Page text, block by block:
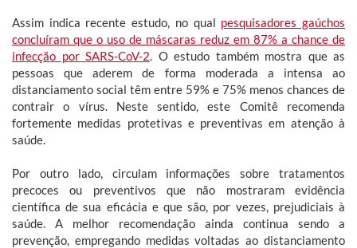
Assim indica recente estudo, no qual pesquisadores gaúchos
concluíram que o uso de máscaras reduz em 87% a chance de
infecção por SARS-CoV-2. O estudo também mostra que as
pessoas que aderem de forma moderada a intensa ao
distanciamento social têm entre 59% e 75% menos chances de
contrair o vírus. Neste sentido, este Comitê recomenda
fortemente medidas protetivas e preventivas em atenção à
saúde.
Por outro lado, circulam informações sobre tratamentos
precoces ou preventivos que não mostraram evidência
científica de sua eficácia e que são, por vezes, prejudiciais à
saúde. A melhor recomendação ainda continua sendo a
prevenção, empregando medidas voltadas ao distanciamento